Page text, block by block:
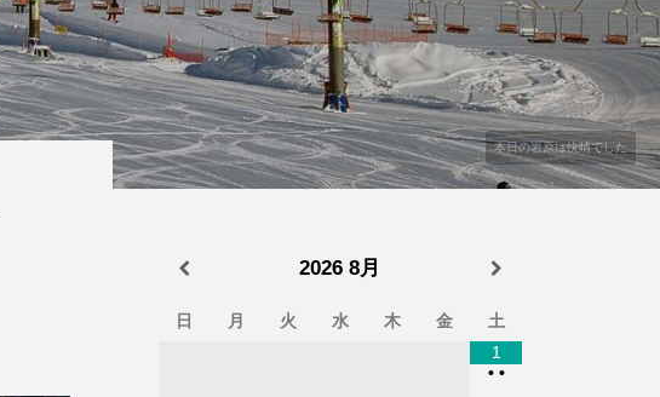
本日の岩原は快晴でした
2026 8月
日 月 火 水 木 金
土
1
• •